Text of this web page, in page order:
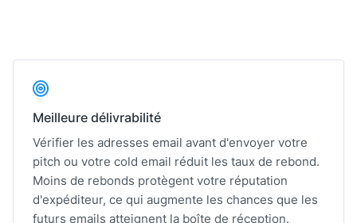
Meilleure délivrabilité
Vérifier les adresses email avant d'envoyer votre
pitch ou votre cold email réduit les taux de rebond.
Moins de rebonds protègent votre réputation
d'expéditeur, ce qui augmente les chances que les
futurs emails atteignent la boîte de réception.